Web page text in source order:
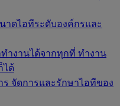
าดไอทีระดับองค์กรและ
ำงานได้จากทุกที่ ทำงาน
ได้
ร จัดการและรักษาไอทีของ